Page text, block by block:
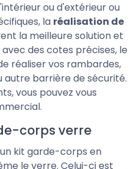
ou d'extérieur ou
la réalisation de
la meilleure solution et
des cotes précises, le
réaliser vos rambardes,
barrière de sécurité.
vous pouvez vous
corps verre
kit garde-corps en
le verre. Celui-ci est